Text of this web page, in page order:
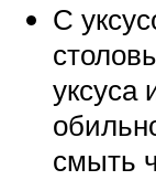
С
уксуса
смыть